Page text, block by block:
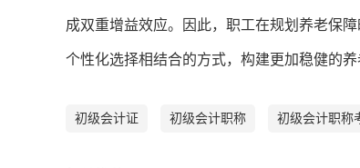
成双重增益效应。因此，职工在规划养老保
个性化选择相结合的方式，构建更加稳健的养
初级会计证 初级会计职称 初级会计职称